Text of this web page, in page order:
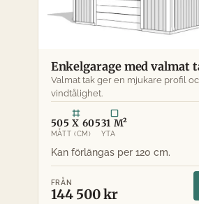
Enkelgarage med valmat
Valmat tak ger en mjukare profil
vindtålighet.
505 X 605
MÅTT (CM)
31 M²
YTA
FRÅN
144 500 kr